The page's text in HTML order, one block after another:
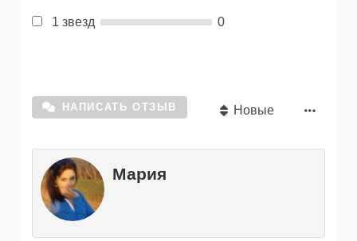
1 звезд 0
НАПИСАТЬ ОТЗЫВ Новые
Мария